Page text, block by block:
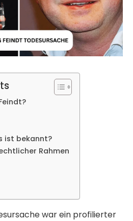
ist bekannt?
Rahmen
war ein profilierter